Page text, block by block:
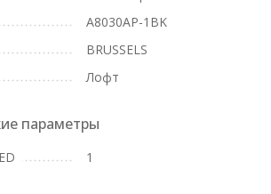
A8030AP-1BK
BRUSSELS
Лофт
параметры
1